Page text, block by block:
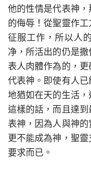
他的性情是代表神
的侮辱！從聖靈作
征服工作，所以人
净，所活出的仍是
表人肉體作為的，
代表神。即使有人
地猶如在天的生活，
這樣的話，而且達
表神，因為人與神的
更不能成為神，聖
要求而已。